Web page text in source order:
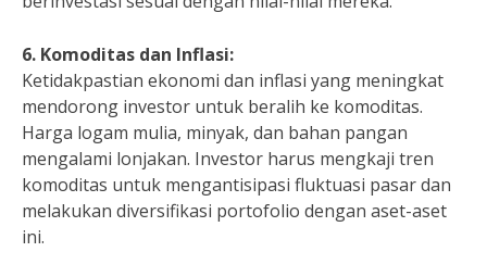
6. Komoditas dan Inflasi:
Ketidakpastian ekonomi dan inflasi yang meningkat
mendorong investor untuk beralih ke komoditas.
Harga logam mulia, minyak, dan bahan pangan
mengalami lonjakan. Investor harus mengkaji tren
komoditas untuk mengantisipasi fluktuasi pasar dan
melakukan diversifikasi portofolio dengan aset-aset
ini.